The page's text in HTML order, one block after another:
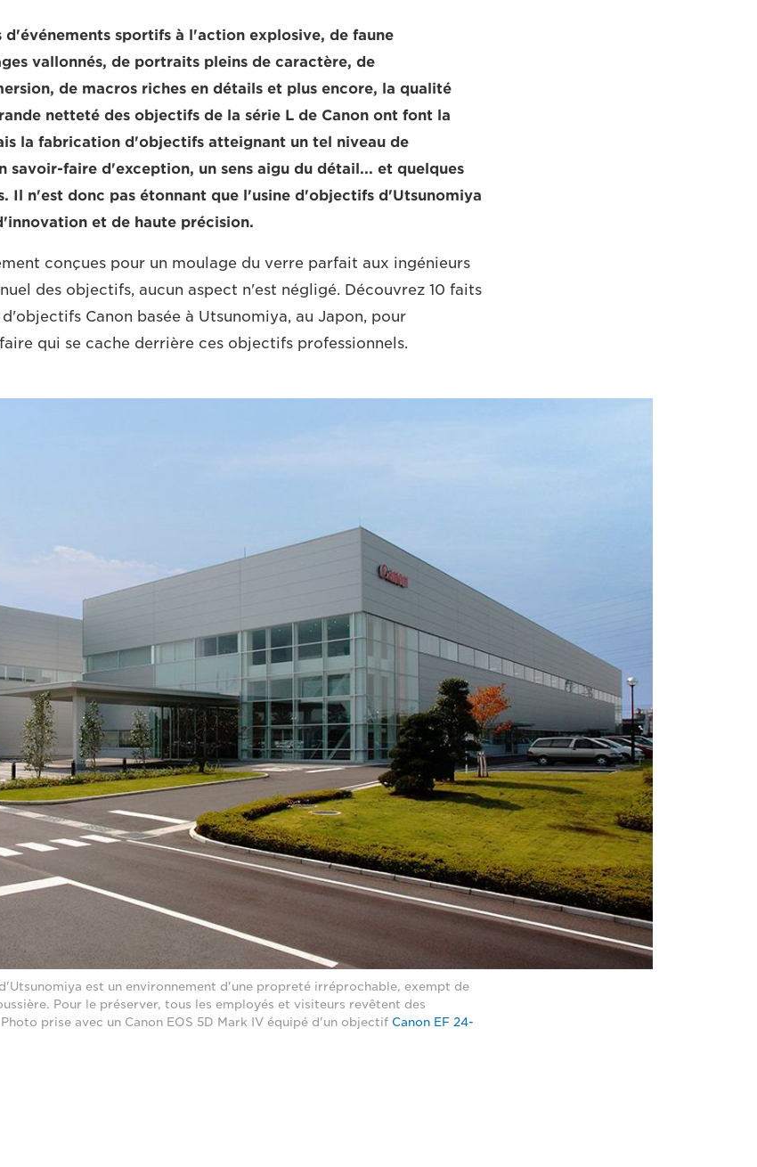
d'événements sportifs à l'action explosive, de faune
vallonnés, de portraits pleins de caractère, de
de macros riches en détails et plus encore, la qualité
netteté des objectifs de la série L de Canon ont font la
la fabrication d'objectifs atteignant un tel niveau de
savoir-faire d'exception, un sens aigu du détail... et quelques
Il n'est donc pas étonnant que l'usine d'objectifs d'Utsunomiya
et de haute précision.
conçues pour un moulage du verre parfait aux ingénieurs
des objectifs, aucun aspect n'est négligé. Découvrez 10 faits
Canon basée à Utsunomiya, au Japon, pour
qui se cache derrière ces objectifs professionnels.
est un environnement d'une propreté irréprochable, exempt de
Pour le préserver, tous les employés et visiteurs revêtent des
prise avec un Canon EOS 5D Mark IV équipé d'un objectif Canon EF 24-